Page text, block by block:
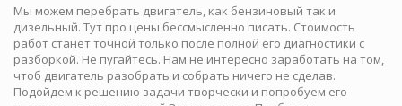
Мы можем перебрать двигатель, как бензиновый так и
дизельный. Тут про цены бессмысленно писать. Стоимость
работ станет точной только после полной его диагностики с
разборкой. Не пугайтесь. Нам не интересно заработать на том,
чтоб двигатель разобрать и собрать ничего не сделав.
Подойдем к решению задачи творчески и попробуем его